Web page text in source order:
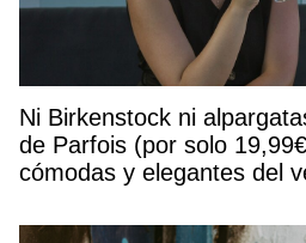
Ni Birkenstock ni
de Parfois (por solo
cómodas y elegantes del